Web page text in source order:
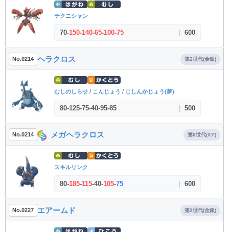
テクニシャン
70-150-140-65-100-75 600
No.0214 ヘラクロス 第2世代(金銀)
むしのしらせ / こんじょう / じしんかじょう(夢)
80-125-75-40-95-85 500
No.0214 メガヘラクロス 第6世代(XY)
スキルリンク
80-185-115-40-105-75 600
No.0227 エアームド 第2世代(金銀)